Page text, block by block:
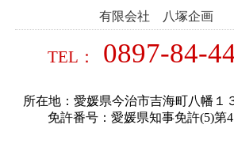
有限会社 八塚企画
TEL： 0897-84-
所在地：愛媛県今治市吉海町八幡１
免許番号：愛媛県知事免許(5)第